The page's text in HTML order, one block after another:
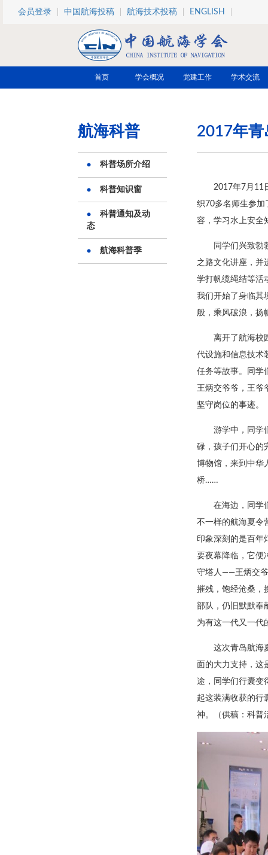
跳转到主要内容
会员登录 中国航海投稿 航海技术投稿 ENGLISH
首页 学会概况 党建工作 学术交流
航海科普
科普场所介绍
科普知识窗
科普通知及动
态
航海科普季
2017年青
2017年7月11
织70多名师生参加
容，学习水上安全
同学们兴致勃
之路文化讲座，并
学打帆缆绳结等活
我们开始了身临其
般，乘风破浪，扬
离开了航海校
代设施和信息技术
任务等故事。同学
王炳交爷爷，王爷
坚守岗位的事迹。
游学中，同学
碌，孩子们开心的
博物馆，来到中华
桥……
在海边，同学
不一样的航海夏令
印象深刻的是百年
要夜幕降临，它便
守塔人——王炳交
摧残，饱经沧桑，
部队，仍旧默默奉
为有这一代又一代
这次青岛航海
面的大力支持，这
途，同学们行囊变
起这装满收获的行
神。（供稿：科普